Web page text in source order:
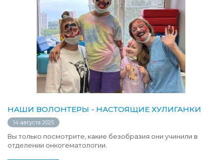
НАШИ ВОЛОНТЕРЫ - НАСТОЯЩИЕ ХУЛИГАНКИ
14 августа 2025
Вы только посмотрите, какие безобразия они учинили в
отделении онкогематологии.